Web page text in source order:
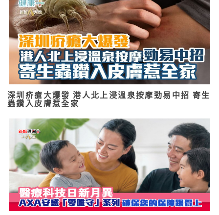
深圳疥瘡大爆發 港人北上浸溫泉按摩勁易中招 寄生
蟲鑽入皮膚惹全家